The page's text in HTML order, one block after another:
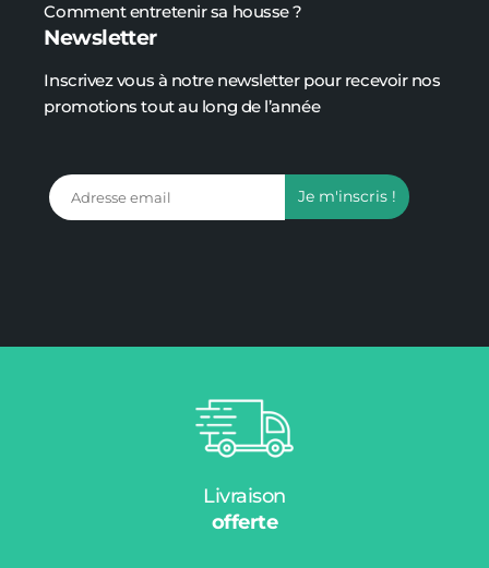
Comment entretenir sa housse ?
Newsletter
Inscrivez vous à notre newsletter pour recevoir nos
promotions tout au long de l’année
Livraison
offerte